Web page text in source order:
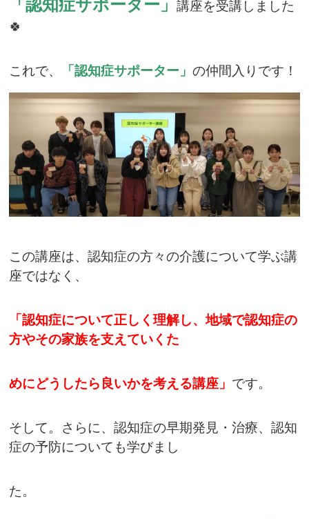
「認知症サポーター」講座を受講しました
🍀
これで、 「認知症サポーター」の仲間入りです！
この講座は、認知症の方々の介護について学ぶ講
座ではなく、
「認知症について正しく理解し、地域で認知症の
方やその家族を支えていくた
めにどうしたら良いかを考える講座」 です。
そして。さらに、認知症の早期発見・治療、認知
症の予防についても学びまし
た。